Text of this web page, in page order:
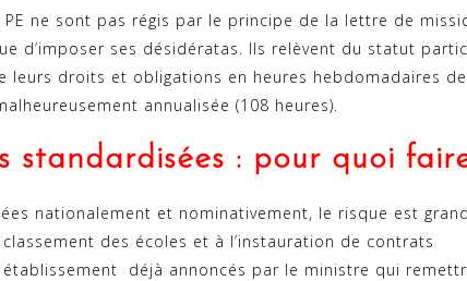
PE ne sont pas régis par le principe de la lettre de
d’imposer ses désidératas. Ils relèvent du statut
leurs droits et obligations en heures hebdomadaires de
annualisée (108 heures).
standardisées : pour quoi
nationalement et nominativement, le risque est grand
des écoles et à l’instauration de contrats
déjà annoncés par le ministre qui